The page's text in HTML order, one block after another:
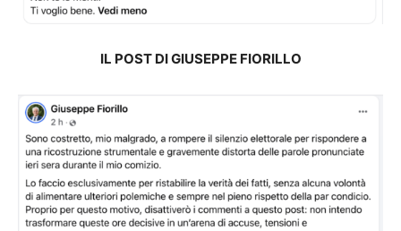
IL POST DI GIUSEPPE FIORILLO